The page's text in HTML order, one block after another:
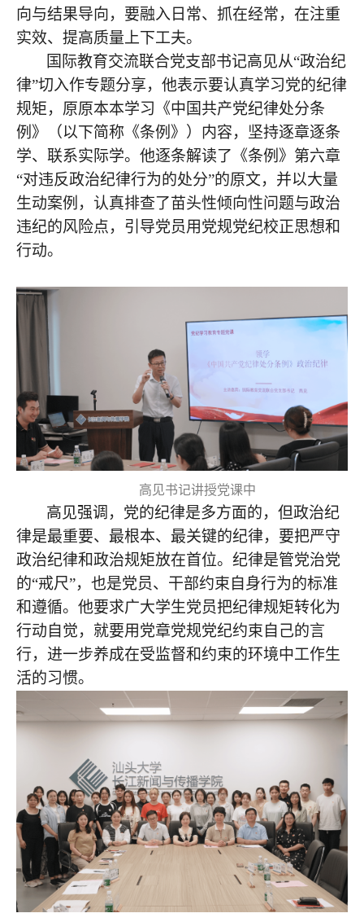
向与结果导向，要融入日常、抓在经常，在注重
实效、提高质量上下工夫。
国际教育交流联合党支部书记高见从“政治纪
律”切入作专题分享，他表示要认真学习党的纪律
规矩，原原本本学习《中国共产党纪律处分条
例》（以下简称《条例》）内容，坚持逐章逐条
学、联系实际学。他逐条解读了《条例》第六章
“对违反政治纪律行为的处分”的原文，并以大量
生动案例，认真排查了苗头性倾向性问题与政治
违纪的风险点，引导党员用党规党纪校正思想和
行动。
高见书记讲授党课中
高见强调，党的纪律是多方面的，但政治纪
律是最重要、最根本、最关键的纪律，要把严守
政治纪律和政治规矩放在首位。纪律是管党治党
的“戒尺”，也是党员、干部约束自身行为的标准
和遵循。他要求广大学生党员把纪律规矩转化为
行动自觉，就要用党章党规党纪约束自己的言
行，进一步养成在受监督和约束的环境中工作生
活的习惯。